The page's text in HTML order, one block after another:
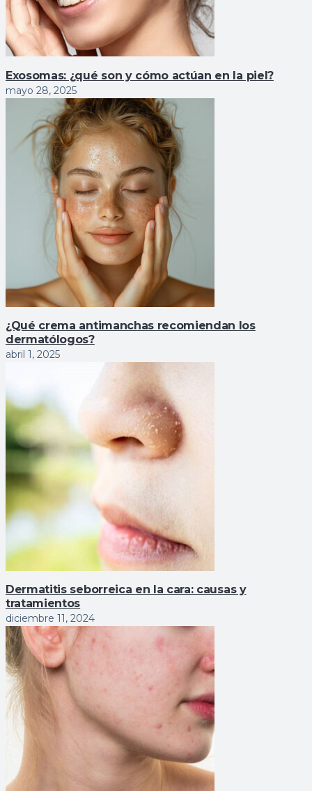
Exosomas: ¿qué son y cómo actúan en la piel?
mayo 28, 2025
¿Qué crema antimanchas recomiendan los
dermatólogos?
abril 1, 2025
Dermatitis seborreica en la cara: causas y
tratamientos
diciembre 11, 2024